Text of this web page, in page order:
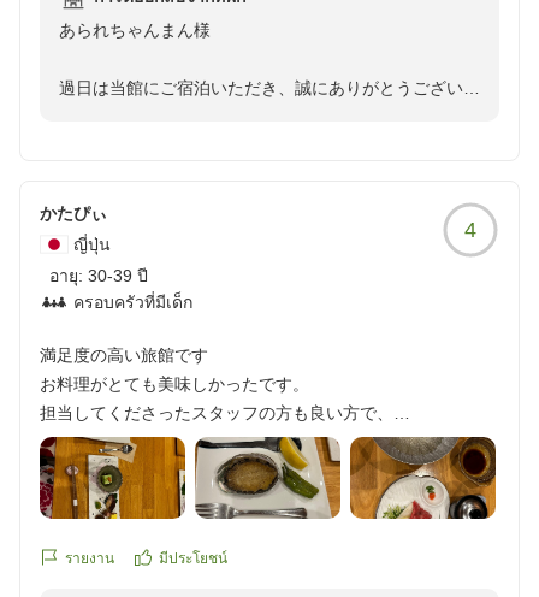
しを大切にしながらスタッフの育成に努めております。
てお越しくださったお気持ちは真摯に受け止めておりま
これからも、お越しいただくすべてのお客様に心地よく
お過ごしいただける宿を目指し、スタッフ一同精進して
まいります。
この度は貴重なご意見をお寄せいただき、誠にありがと
うございました。
お食事はお刺身以外は美味しかったです。
https://review.travel.rakuten.co.jp/hotel/voice/56951?
あられちゃんまん様
過日は当館にご宿泊いただき、誠にありがとうございま
このたびは、スタッフの不手際により、ご不快な思いを
おかけしましたこと、心よりお詫び申し上げます。
お食事の準備中に割り箸を床へ落としたにもかかわら
あってはならないことであり、衛生面への配慮を著しく
欠いた対応でございました。また、お食事のご提供の際
の言葉遣いにつきましても、ご不快なお気持ちにさせて
しまいましたことを、重ねてお詫び申し上げます。
研修中とはいえ、お客様に安心してお過ごしいただける
接客をご提供することが私どもの責任でございます。今
回のご指摘を真摯に受け止め、基本的な所作や衛生管
かたぴぃ
ญี่ปุ่น
อายุ: 30-39 ปี
ครอบครัวที่มีเด็ก
4
満足度の高い旅館です
お料理がとても美味しかったです。
担当してくださったスタッフの方も良い方で、
色々とお気遣いいただきました。
満足度の高い旅行になりました。
クチコミの詳細はこちらから
reviewId=33123478125061
รายงาน มีประโยชน์